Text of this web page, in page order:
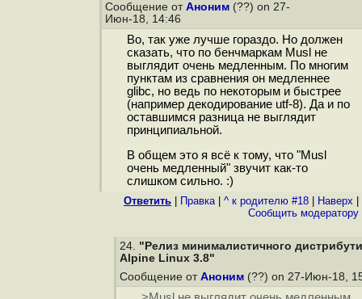
Сообщение от Аноним (??) on 27-
Июн-18, 14:46
Во, так уже лучше гораздо. Но должен
сказать, что по бенчмаркам Musl не
выглядит очень медленным. По многим
пунктам из сравнения он медленнее
glibc, но ведь по некоторым и быстрее
(например декодирование utf-8). Да и по
оставшимся разница не выглядит
принципиальной.
В общем это я всё к тому, что "Musl
очень медленный" звучит как-то
слишком сильно. :)
Ответить Правка| ^ к родителю #18 Наверх
Cообщить модератору
24. "Релиз минималистичного
Alpine Linux 3.8"
Сообщение от Аноним (??) on 27-Июн-18,